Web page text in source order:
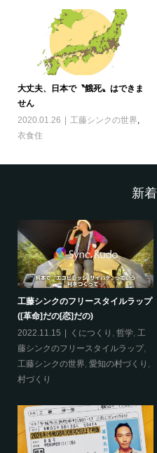
大丈夫、日本で〝餓死〟はできま
せん
2020.01.26
工藤シンクの世界
衣食住
新
工藤シンクのフリースタイルラップ
([革命]だの[恋]だの)
2022.11.15
くにつくり , 哲学, 工
藤シンクのフリースタイルラップ,
工藤シンクの世界, 愛知の村づくり ,
村づくり